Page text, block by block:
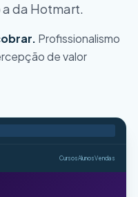
da Hotmart.
Profissionalismo
de valor
CursosAlunosVendas